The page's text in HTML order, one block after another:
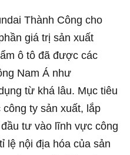
Thành Công cho
giá trị sản xuất
ô tô đã được các
Nam Á như
từ khá lâu. Mục tiêu
công ty sản xuất, lắp
tư vào lĩnh vực công
lệ nội địa hóa của sản